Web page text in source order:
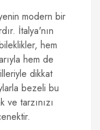
modern bir
İtalya'nın
hem
hem de
dikkat
bezeli bu
ve tarzınızı